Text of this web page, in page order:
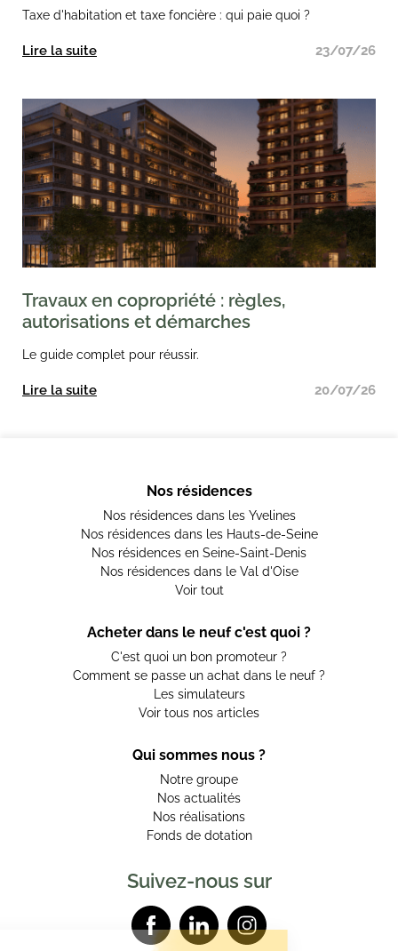
Taxe d'habitation et taxe foncière : qui paie quoi ?
Lire la suite 23/07/26
Travaux en copropriété : règles,
autorisations et démarches
Le guide complet pour réussir.
Lire la suite 20/07/26
Nos résidences
Nos résidences dans les Yvelines
Nos résidences dans les Hauts-de-Seine
Nos résidences en Seine-Saint-Denis
Nos résidences dans le Val d'Oise
Voir tout
Acheter dans le neuf c'est quoi ?
C'est quoi un bon promoteur ?
Comment se passe un achat dans le neuf ?
Les simulateurs
Voir tous nos articles
Qui sommes nous ?
Notre groupe
Nos actualités
Nos réalisations
Fonds de dotation
Suivez-nous sur